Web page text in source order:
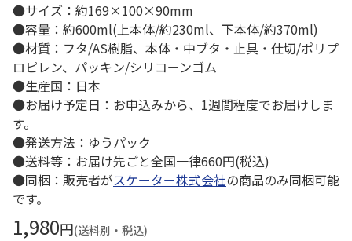
●サイズ：約169×100×90mm
●容量：約600ml(上本体/約230ml、下本体/約370ml)
●材質：フタ/AS樹脂、本体・中ブタ・止具・仕切/ポリプ
ロピレン、パッキン/シリコーンゴム
●生産国：日本
●お届け予定日：お申込みから、1週間程度でお届けしま
す。
●発送方法：ゆうパック
●送料等：お届け先ごと全国一律660円(税込)
●同梱：販売者がスケーター株式会社の商品のみ同梱可能
です。
1,980円(送料別・税込)